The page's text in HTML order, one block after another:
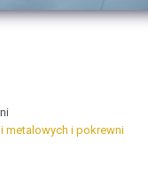
metalowych i pokrewni